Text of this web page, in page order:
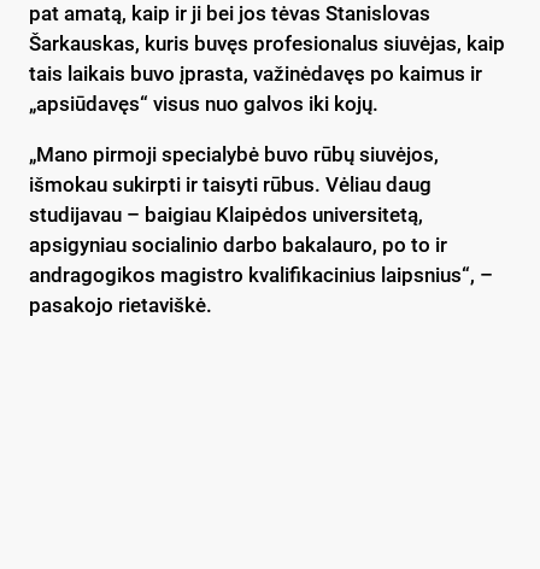
pat amatą, kaip ir ji bei jos tėvas Stanislovas
Šarkauskas, kuris buvęs profesionalus siuvėjas, kaip
tais laikais buvo įprasta, važinėdavęs po kaimus ir
„apsiūdavęs“ visus nuo galvos iki kojų.
„Mano pirmoji specialybė buvo rūbų siuvėjos,
išmokau sukirpti ir taisyti rūbus. Vėliau daug
studijavau – baigiau Klaipėdos universitetą,
apsigyniau socialinio darbo bakalauro, po to ir
andragogikos magistro kvalifikacinius laipsnius“, –
pasakojo rietaviškė.